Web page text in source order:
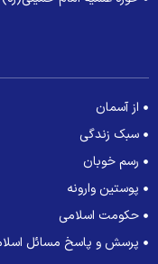
از آسمان
سبک زندگی
رسم خوبان
پوستین وارونه
حکومت اسلامی
پرسش و پاسخ مسائل